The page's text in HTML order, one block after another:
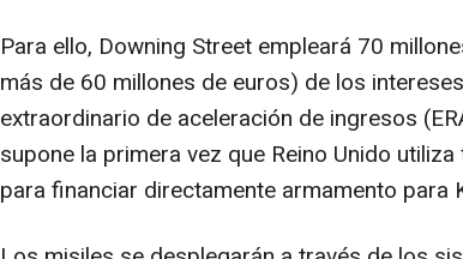
Para ello, Downing Street empleará 70
más de 60 millones de euros) de los
extraordinario de aceleración de ingresos
supone la primera vez que Reino Unido
para financiar directamente armamento para